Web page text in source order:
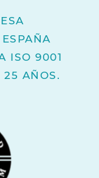
ISO 9001
25 AÑOS.